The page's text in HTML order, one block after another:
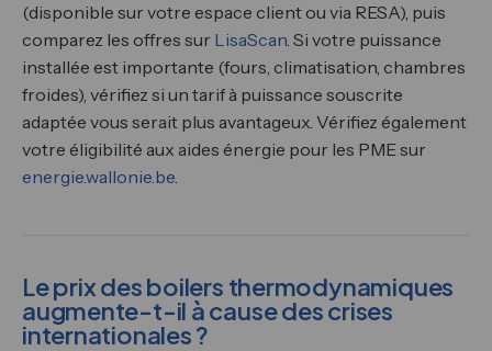
(disponible sur votre espace client ou via RESA), puis
comparez les offres sur LisaScan. Si votre puissance
installée est importante (fours, climatisation, chambres
froides), vérifiez si un tarif à puissance souscrite
adaptée vous serait plus avantageux. Vérifiez également
votre éligibilité aux aides énergie pour les PME sur
energie.wallonie.be.
Le prix des boilers thermodynamiques
augmente-t-il à cause des crises
internationales ?